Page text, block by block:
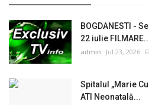
BOGDANESTI -
22 iulie
admin Jul 23, 2026
Spitalul „Marie
ATI Neonatală...